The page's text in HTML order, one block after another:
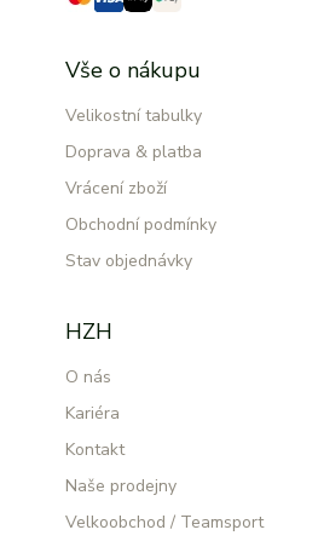
Vše o nákupu
Velikostní tabulky
Doprava & platba
Vrácení zboží
Obchodní podmínky
Stav objednávky
HZH
O nás
Kariéra
Kontakt
Naše prodejny
Velkoobchod / Teamsport